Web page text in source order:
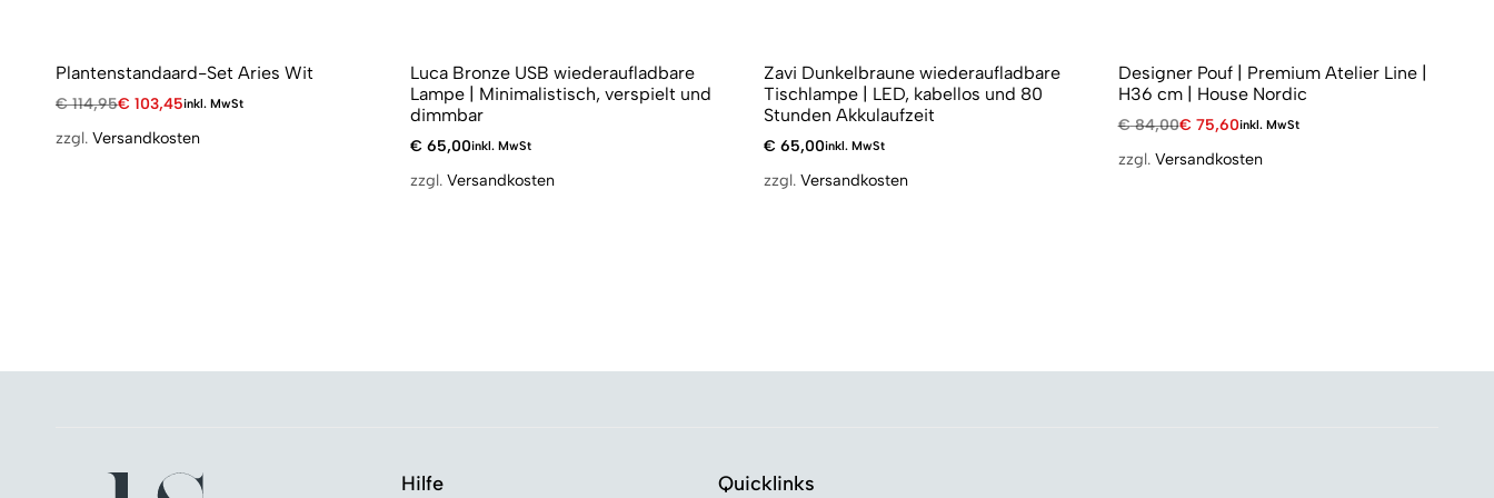
Plantenstandaard-Set Aries Wit
€114,95€ 103,45inkl. MwSt
zzgl. Versandkosten
Luca Bronze USB wiederaufladbare
Lampe | Minimalistisch, verspielt und
dimmbar
€ 65,00inkl. MwSt
zzgl. Versandkosten
Zavi Dunkelbraune wiederaufladbare
Tischlampe | LED, kabellos und 80
Stunden Akkulaufzeit
€ 65,00inkl. MwSt
zzgl. Versandkosten
Designer Pouf | Premium Atelier Line |
H36 cm | House Nordic
€84,00€ 75,60inkl. MwSt
zzgl. Versandkosten
Hilfe Quicklinks